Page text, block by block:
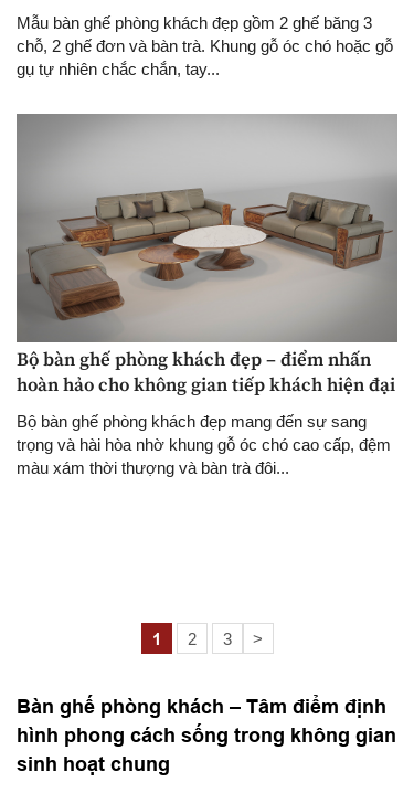
Mẫu bàn ghế phòng khách đẹp gồm 2 ghế băng 3
chỗ, 2 ghế đơn và bàn trà. Khung gỗ óc chó hoặc gỗ
gụ tự nhiên chắc chắn, tay...
Bộ bàn ghế phòng khách đẹp – điểm nhấn
hoàn hảo cho không gian tiếp khách hiện đại
Bộ bàn ghế phòng khách đẹp mang đến sự sang
trọng và hài hòa nhờ khung gỗ óc chó cao cấp, đệm
màu xám thời thượng và bàn trà đôi...
1 2 3 >
Bàn ghế phòng khách – Tâm điểm định
hình phong cách sống trong không gian
sinh hoạt chung